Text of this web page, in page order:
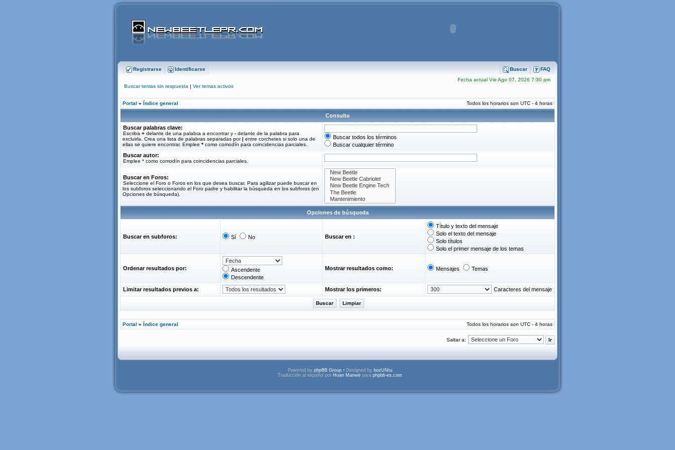
Registrarse Identificarse FAQ
Buscar
Fecha actual Vie Ago 07, 2026 7:30 pm
Buscar temas sin respuesta | Ver temas activos
Portal » Índice general Todos los horarios son UTC - 4 horas
Consulta
Buscar palabras clave:
Escriba + delante de una palabra a encontrar y - delante de la palabra para
excluirla. Crea una lista de palabras separadas por| entre corchetes si solo una de
ellas se quiere encontrar. Emplee * como comodín para coincidencias parciales.
Buscar todos los términos
Buscar cualquier término
Buscar autor:
Emplee * como comodín para coincidencias parciales.
Buscar en Foros:
Seleccione el Foro o Foros en los que desea buscar. Para agilizar puede buscar en
los subforos seleccionando el Foro padre y habilitar la búsqueda en los subforos (en
Opciones de búsqueda).
Opciones de búsqueda
Buscar en subforos: Sí No Buscar en :
Título y texto del mensaje
Solo el texto del mensaje
Solo títulos
Solo el primer mensaje de los temas
Ordenar resultados por:
Ascendente
Descendente
Mostrar resultados como: Mensajes Temas
Limitar resultados previos a: Mostrar los primeros: Caracteres del mensaje
Portal » Índice general Todos los horarios son UTC - 4 horas
Saltar a:
Powered by phpBB Group • Designed by bozUNtu
Traducción al español por Huan Manwë para phpbb-es.com